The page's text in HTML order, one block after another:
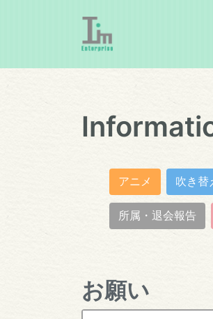
アニメ 吹き替
所属・退会報告
お願い